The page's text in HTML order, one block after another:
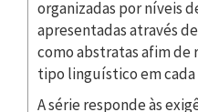
organizadas por níveis
apresentadas através
como abstratas afim
tipo linguístico em cada
A série responde às